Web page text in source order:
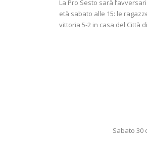
La Pro Sesto sarà
età sabato alle 15: le
vittoria 5-2 in casa del Città
Sabato 30